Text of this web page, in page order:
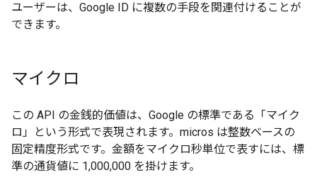
ユーザーは、Google ID に複数の手段を関連付けることが
できます。
マイクロ
この API の金銭的価値は、Google の標準である「マイク
ロ」という形式で表現されます。micros は整数ベースの
固定精度形式です。金額をマイクロ秒単位で表すには、標
準の通貨値に 1,000,000 を掛けます。